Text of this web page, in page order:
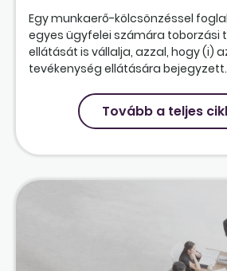
Egy munkaerő-kölcsönzéssel
egyes ügyfelei számára toborzási
ellátását is vállalja, azzal, hogy (i)
tevékenység ellátására
Tovább a teljes